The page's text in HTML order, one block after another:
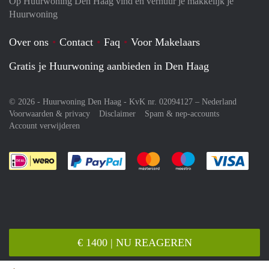
€ 1400 | NU REAGEREN
Huurwoning
Over ons Contact Faq
Voor Makelaars
Gratis je Huurwoning aanbieden in Den Haag
© 2026 - Huurwoning Den Haag - KvK nr. 02094127 – Nederland
Voorwaarden & privacy
Disclaimer
Spam & nep-accounts
Account verwijderen
Je rekent gemakkelijk af met Paypal
Je rekent gemakkelijk af met
Je rekent